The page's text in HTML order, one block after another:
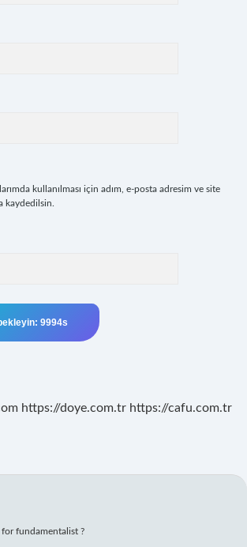
kullanılması için adım, e-posta adresim ve site
kaydedilsin.
https://doye.com.tr https://cafu.com.tr
fundamentalist ?